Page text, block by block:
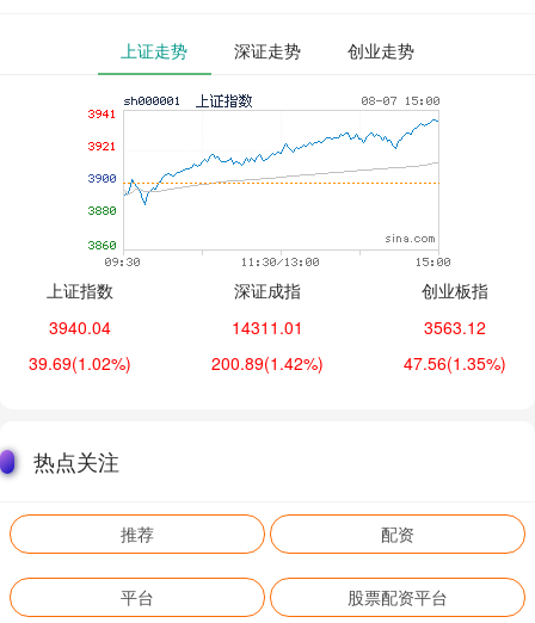
上证走势 深证走势 创业走势
上证指数
3940.04
39.69(1.02%)
深证成指
14311.01
200.89(1.42%)
创业板指
3563.12
47.56(1.35%)
热点关注
推荐 配资
平台 股票配资平台